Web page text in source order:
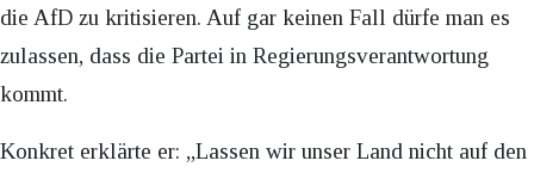
die AfD zu kritisieren. Auf gar keinen Fall dürfe man es
zulassen, dass die Partei in Regierungsverantwortung
kommt.
Konkret erklärte er: „Lassen wir unser Land nicht auf den